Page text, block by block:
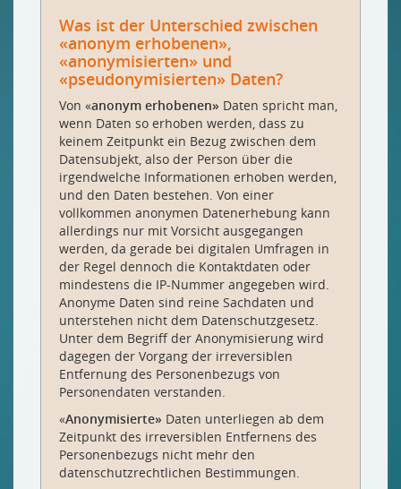
Was ist der Unterschied zwischen
«anonym erhobenen»,
«anonymisierten» und
«pseudonymisierten» Daten?
Von «anonym erhobenen» Daten spricht man,
wenn Daten so erhoben werden, dass zu
keinem Zeitpunkt ein Bezug zwischen dem
Datensubjekt, also der Person über die
irgendwelche Informationen erhoben werden,
und den Daten bestehen. Von einer
vollkommen anonymen Datenerhebung kann
allerdings nur mit Vorsicht ausgegangen
werden, da gerade bei digitalen Umfragen in
der Regel dennoch die Kontaktdaten oder
mindestens die IP-Nummer angegeben wird.
Anonyme Daten sind reine Sachdaten und
unterstehen nicht dem Datenschutzgesetz.
Unter dem Begriff der Anonymisierung wird
dagegen der Vorgang der irreversiblen
Entfernung des Personenbezugs von
Personendaten verstanden.
«Anonymisierte» Daten unterliegen ab dem
Zeitpunkt des irreversiblen Entfernens des
Personenbezugs nicht mehr den
datenschutzrechtlichen Bestimmungen.